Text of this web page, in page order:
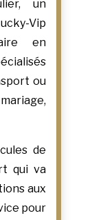
un
Vip
en
ou
de
qui va
aux
pour